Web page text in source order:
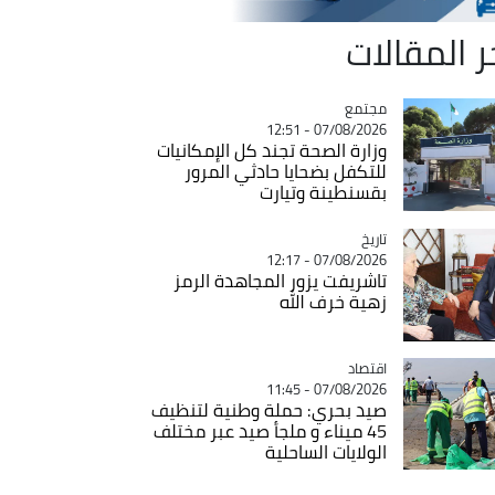
المقالات
Catégorie
مجتمع
07/08/2026 - 12:51
وزارة الصحة تجند كل الإمكانيات
للتكفل بضحايا حادثي المرور
بقسنطينة وتيارت
Catégorie
تاريخ
07/08/2026 - 12:17
تاشريفت يزور المجاهدة الرمز
زهية خرف الله
Catégorie
اقتصاد
07/08/2026 - 11:45
صيد بحري: حملة وطنية لتنظيف
45 ميناء و ملجأ صيد عبر مختلف
الولايات الساحلية